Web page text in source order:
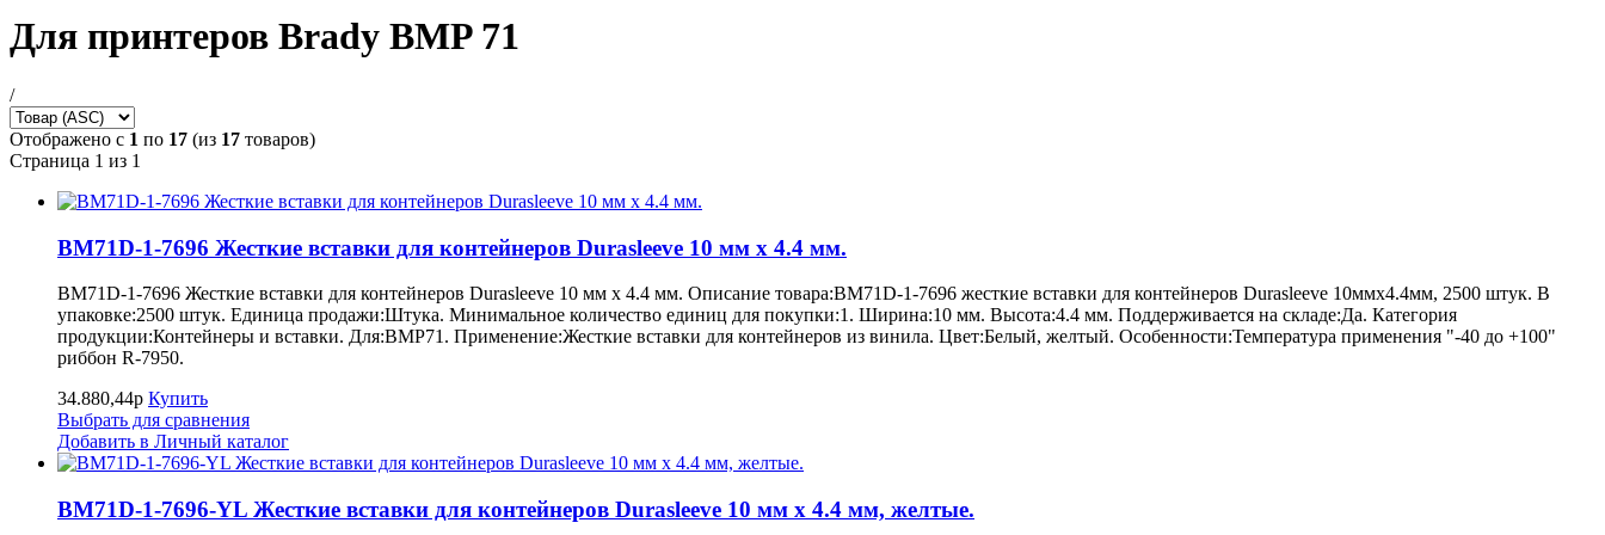
Для принтеров Brady BMP 71
/
Отображено с 1 по 17 (из 17 товаров)
Страница 1 из 1
BM71D-1-7696 Жесткие вставки для контейнеров Durasleeve 10 мм х 4.4 мм.
BM71D-1-7696 Жесткие вставки для контейнеров Durasleeve 10 мм х 4.4 мм. Описание товара:BM71D-1-7696 жесткие вставки для контейнеров Durasleeve 10ммх4.4мм, 2500 штук. В
упаковке:2500 штук. Единица продажи:Штука. Минимальное количество единиц для покупки:1. Ширина:10 мм. Высота:4.4 мм. Поддерживается на складе:Да. Категория
продукции:Контейнеры и вставки. Для:BMP71. Применение:Жесткие вставки для контейнеров из винила. Цвет:Белый, желтый. Особенности:Температура применения "-40 до +100"
риббон R-7950.
34.880,44р Купить
Выбрать для сравнения
Добавить в Личный каталог
BM71D-1-7696-YL Жесткие вставки для контейнеров Durasleeve 10 мм х 4.4 мм, желтые.